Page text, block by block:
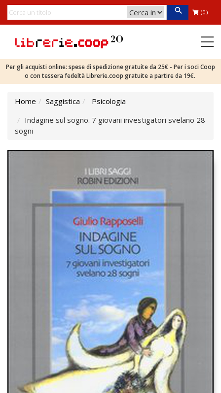
(0)
Per gli acquisti online: spese di spedizione gratuite da 25€ - Per i soci Coop
o con tessera fedeltà Librerie.coop gratuite a partire da 19€.
Home Saggistica
Psicologia
Indagine sul sogno. 7 giovani investigatori svelano 28
sogni